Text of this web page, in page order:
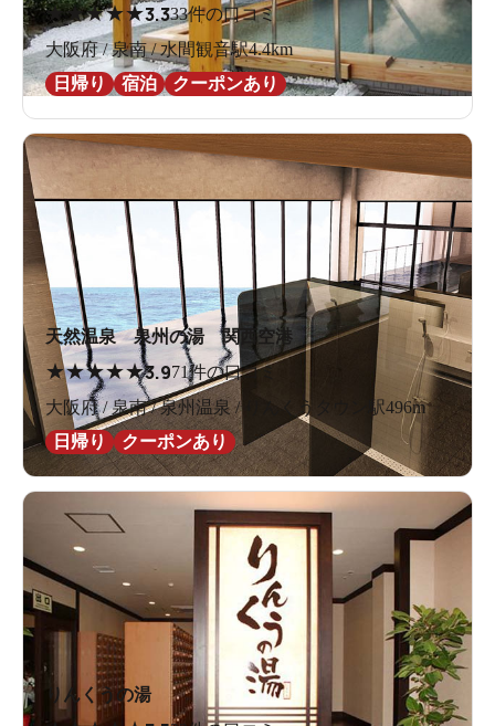
★★★★★3.333件の口コミ
大阪府 / 泉南 / 水間観音駅4.4km
日帰り
宿泊 クーポンあり
天然温泉 泉州の湯 関西空港
★★★★★3.971件の口コミ
大阪府 / 泉南 / 泉州温泉 / りんくうタウン駅496m
日帰り
クーポンあり
りんくうの湯